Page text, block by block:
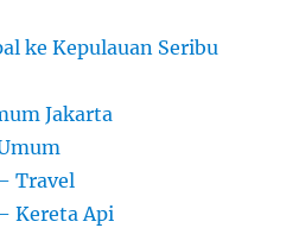
ke Kepulauan Seribu
Jakarta
Travel
Kereta Api